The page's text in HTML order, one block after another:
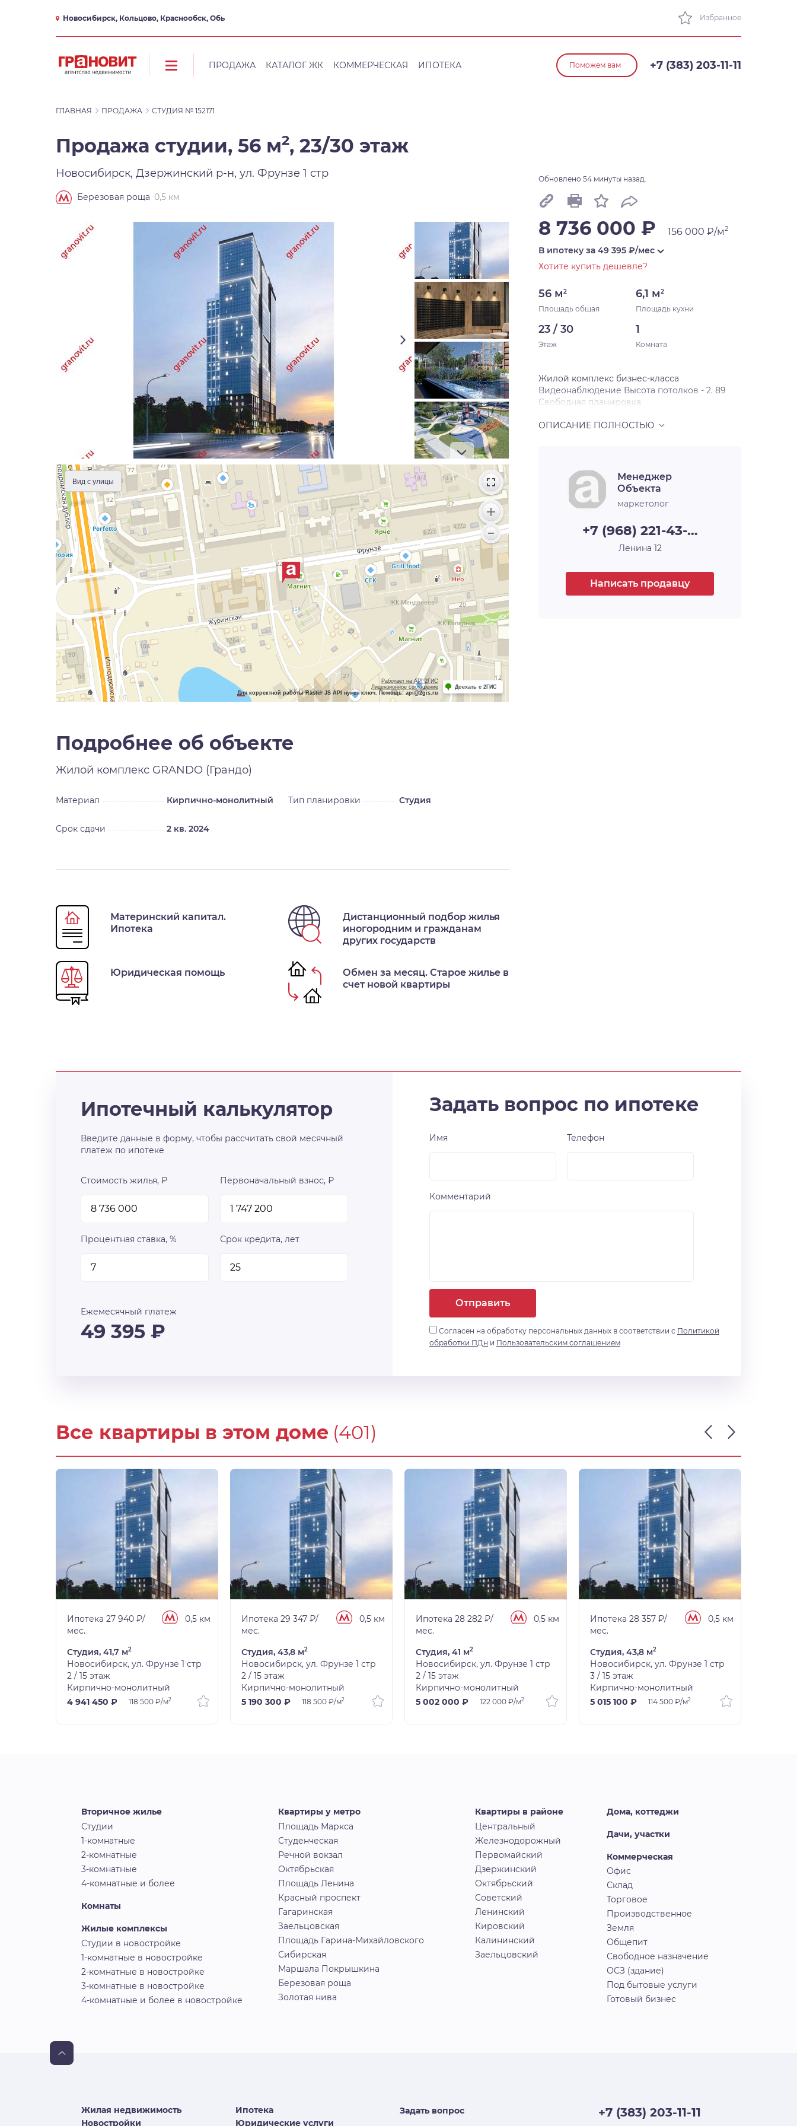
Новосибирск, Кольцово, Краснообск, Обь Избранное
ПРОДАЖА КАТАЛОГ ЖК КОММЕРЧЕСКАЯ ИПОТЕКА Поможем вам +7 (383) 203-11-11
ГЛАВНАЯ ПРОДАЖА СТУДИЯ № 152171
Продажа студии, 56 м2, 23/30 этаж
Новосибирск, Дзержинский р-н, ул. Фрунзе 1 стр
Березовая роща 0,5 км
Вид с улицы
Работает на API 2ГИС
Лицензионное соглашение
Для корректной работы Raster JS API нужен ключ. Помощь: api@2gis.ru
Доехать с 2ГИС
Подробнее об объекте
Жилой комплекс GRANDO (Грандо)
Материал Кирпично-монолитный Тип планировки Студия
Срок сдачи 2 кв. 2024
Материнский капитал.
Ипотека
Дистанционный подбор жилья
иногородним и гражданам
других государств
Юридическая помощь
Обмен за месяц. Старое жилье в
счет новой квартиры
Обновлено 54 минуты назад.
8 736 000 ₽ 156 000 ₽/м2
В ипотеку за 49 395 ₽/мес
Хотите купить дешевле?
56 м2
Площадь общая
6,1 м2
Площадь кухни
23 / 30
Этаж
1
Комната
Жилой комплекс бизнес-класса
Видеонаблюдение Высота потолков - 2. 89
Свободная планировка
Менеджер
Объекта
маркетолог
+7 (968) 221-43-…
Ленина 12
Написать продавцу
Ипотечный калькулятор
Введите данные в форму, чтобы рассчитать свой месячный
платеж по ипотеке
Стоимость жилья, ₽ Первоначальный взнос, ₽
Процентная ставка, % Срок кредита, лет
Ежемесячный платеж
49 395 ₽
Задать вопрос по ипотеке
Имя Телефон
Комментарий
Отправить
Согласен на обработку персональных данных в соответствии с Политикой
обработки ПДн и Пользовательским соглашением
Все квартиры в этом доме (401)
Ипотека 27 940 ₽/
мес.
0,5 км
Студия, 41,7 м2
Новосибирск, ул. Фрунзе 1 стр
2 / 15 этаж
Кирпично-монолитный
4 941 450 ₽
118 500 ₽/м2
Ипотека 29 347 ₽/
мес.
0,5 км
Студия, 43,8 м2
Новосибирск, ул. Фрунзе 1 стр
2 / 15 этаж
Кирпично-монолитный
5 190 300 ₽
118 500 ₽/м2
Ипотека 28 282 ₽/
мес.
0,5 км
Студия, 41 м2
Новосибирск, ул. Фрунзе 1 стр
2 / 15 этаж
Кирпично-монолитный
5 002 000 ₽
122 000 ₽/м2
Ипотека 28 357 ₽/
мес.
0,5 км
Студия, 43,8 м2
Новосибирск, ул. Фрунзе 1 стр
3 / 15 этаж
Кирпично-монолитный
5 015 100 ₽
114 500 ₽/м2
Вторичное жилье
Студии
1-комнатные
2-комнатные
3-комнатные
4-комнатные и более
Комнаты
Жилые комплексы
Студии в новостройке
1-комнатные в новостройке
2-комнатные в новостройке
3-комнатные в новостройке
4-комнатные и более в новостройке
Квартиры у метро
Площадь Маркса
Студенческая
Речной вокзал
Октябрьская
Площадь Ленина
Красный проспект
Гагаринская
Заельцовская
Площадь Гарина-Михайловского
Сибирская
Маршала Покрышкина
Березовая роща
Золотая нива
Квартиры в районе
Центральный
Железнодорожный
Первомайский
Дзержинский
Октябрьский
Советский
Ленинский
Кировский
Калининский
Заельцовский
Дома, коттеджи
Дачи, участки
Коммерческая
Офис
Склад
Торговое
Производственное
Земля
Общепит
Свободное назначение
ОСЗ (здание)
Под бытовые услуги
Готовый бизнес
Жилая недвижимость
Новостройки
Ипотека
Юридические услуги
Задать вопрос +7 (383) 203-11-11